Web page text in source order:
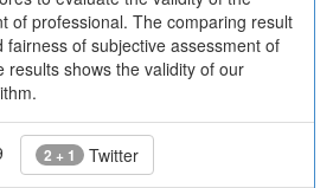
of professional. The comparing result
fairness of subjective assessment of
results shows the validity of our
2 + 1 Twitter